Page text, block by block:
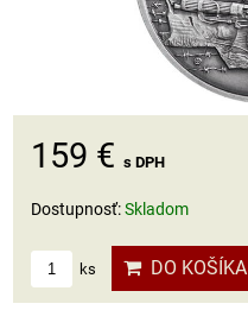
159 € s DPH
Dostupnosť:Skladom
ks DO KOŠÍKA